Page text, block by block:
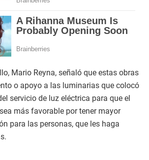
Mario Reyna, señaló que estas obras
o apoyo a las luminarias que colocó
servicio de luz eléctrica para que el
más favorable por tener mayor
para las personas, que les haga